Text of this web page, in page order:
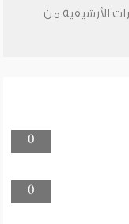
الأرشيفية من
0
0